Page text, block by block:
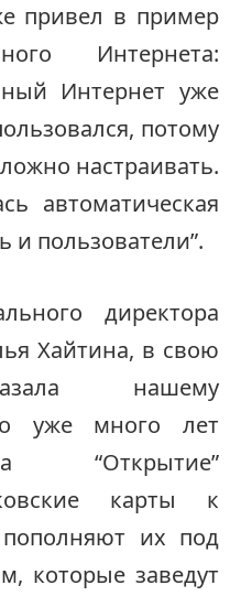
привел в пример
Интернета:
Интернет уже
потому
настраивать.
автоматическая
и пользователи”.
директора
Хайтина, в свою
нашему
уже много лет
“Открытие”
карты к
пополняют их под
которые заведут